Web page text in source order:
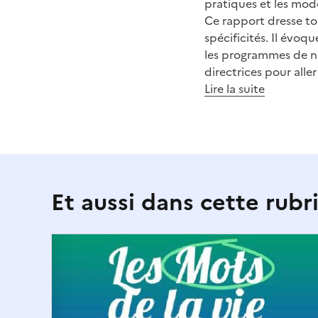
pratiques et les
Ce rapport dresse
spécificités. Il
les programmes de
directrices pour
Lire la suite
Et aussi dans cette